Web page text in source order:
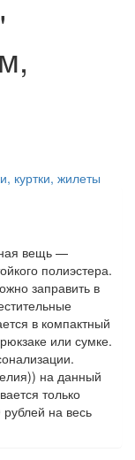
куртки, жилеты
вещь —
полиэстера.
заправить в
в компактный
или сумке.
на данный
только
на весь